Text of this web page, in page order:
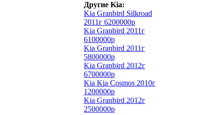
Другие Kia:
Kia Granbird Silkroad
2011г 6200000р
Kia Granbird 2011г
6100000р
Kia Granbird 2011г
5800000р
Kia Granbird 2012г
6700000р
Kia Kia Cosmos 2010г
1200000р
Kia Granbird 2012г
2500000р